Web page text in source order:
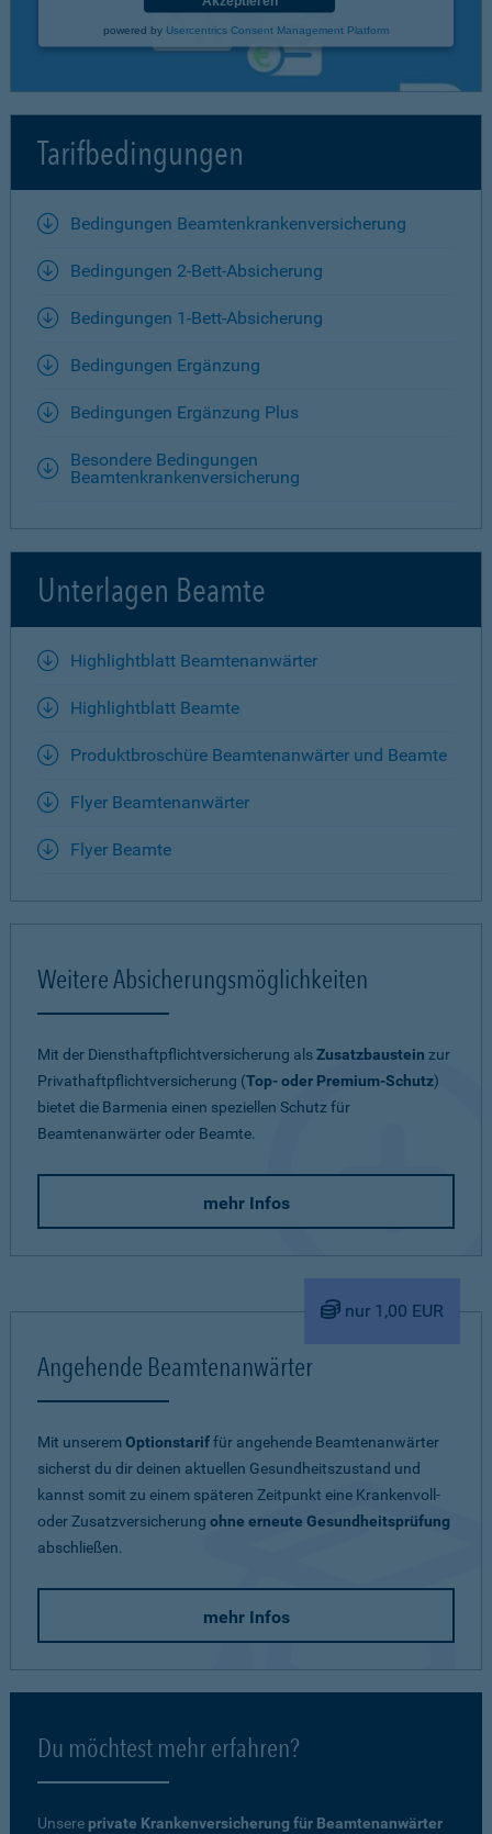
powered by Usercentrics Consent Management Platform
Tarifbedingungen
Bedingungen Beamtenkrankenversicherung
Bedingungen 2-Bett-Absicherung
Bedingungen 1-Bett-Absicherung
Bedingungen Ergänzung
Bedingungen Ergänzung Plus
Besondere Bedingungen
Beamtenkrankenversicherung
Unterlagen Beamte
Highlightblatt Beamtenanwärter
Highlightblatt Beamte
Produktbroschüre Beamtenanwärter und Beamte
Flyer Beamtenanwärter
Flyer Beamte
Weitere Absicherungsmöglichkeiten
Mit der Diensthaftpflichtversicherung alsZusatzbaustein zur
Privathaftpflichtversicherung (Top- oder Premium-Schutz)
bietet die Barmenia einen speziellen Schutz für
Beamtenanwärter oder Beamte.
mehr Infos
nur 1,00 EUR
Angehende Beamtenanwärter
Mit unseremOptionstariffür angehende Beamtenanwärter
sicherst du dir deinen aktuellen Gesundheitszustand und
kannst somit zu einem späteren Zeitpunkt eine Krankenvoll-
oder Zusatzversicherung ohne erneute Gesundheitsprüfung
abschließen.
mehr Infos
Du möchtest mehr erfahren?
Unsere private Krankenversicherung für Beamtenanwärter